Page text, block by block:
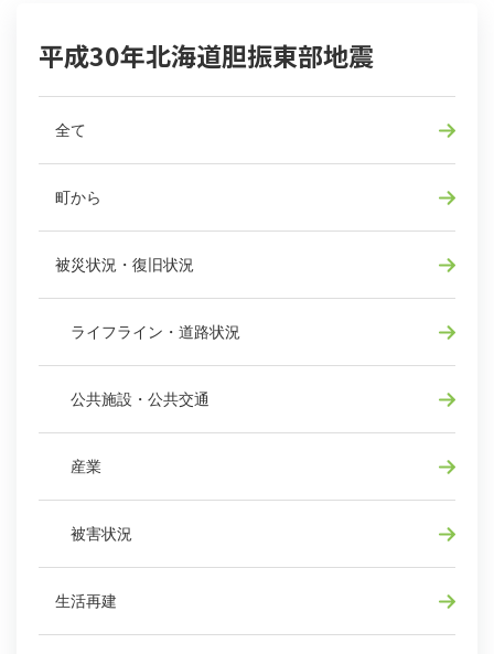
平成30年北海道胆振東部地震
全て
町から
被災状況・復旧状況
ライフライン・道路状況
公共施設・公共交通
産業
被害状況
生活再建